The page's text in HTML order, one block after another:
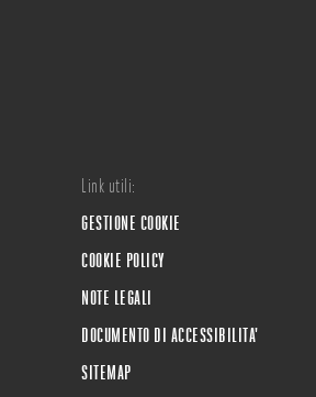
Link utili:
GESTIONE COOKIE
COOKIE POLICY
NOTE LEGALI
DOCUMENTO DI ACCESSIBILITA'
SITEMAP